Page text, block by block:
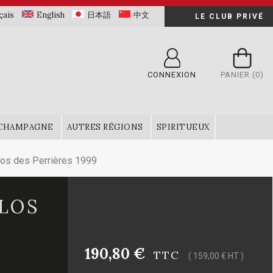
English 日本語 中文 LE CLUB PRIVÉ
CONNEXION PANIER (0)
AUTRES RÉGIONS SPIRITUEUX
des Perrières 1999
190,80 € TTC ( 159,00 € HT )